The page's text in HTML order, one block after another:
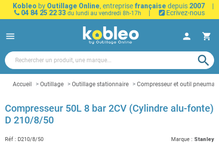
Kobleo by Outillage Online, entreprise française depuis 2007
|
04 84 25 22 33 du lundi au vendredi 8h-17h | Ecrivez-nous
menu person shopping_cart
search
Accueil Outillage Outillage stationnaire Compresseur et outil
Compresseur 50L 8 bar 2CV (Cylindre alu-fonte)
D 210/8/50
Réf : D210/8/50 Marque : Stanley